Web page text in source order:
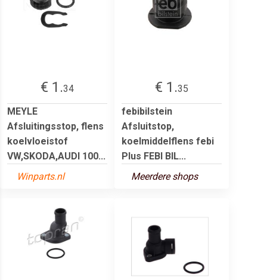
€ 1.34
MEYLE
Afsluitingsstop, flens
koelvloeistof
VW,SKODA,AUDI 100...
Winparts.nl
€ 1.35
febibilstein
Afsluitstop,
koelmiddelflens febi
Plus FEBI BIL...
Meerdere shops